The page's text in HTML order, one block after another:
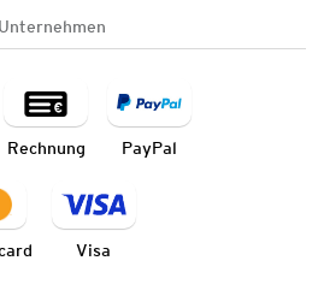
Unternehmen
Rechnung PayPal
Visa